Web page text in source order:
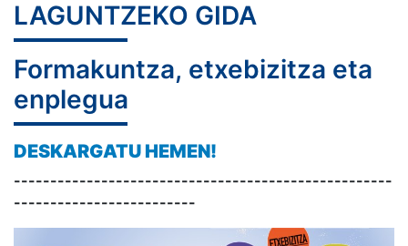
LAGUNTZEKO GIDA
Formakuntza, etxebizitza eta
enplegua
DESKARGATU HEMEN!
----------------------------------------------------
-------------------------